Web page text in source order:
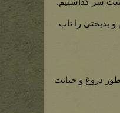
و بدبختی را تاب
دروغ و خیانت